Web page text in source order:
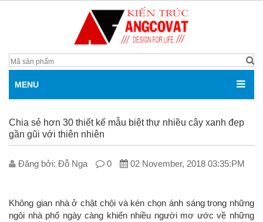
MENU
Chia sẻ hơn 30 thiết kế mẫu biệt thự nhiều cây xanh đẹp
gần gũi với thiên nhiên
Đăng bởi: Đỗ Nga 0 02 November, 2018 03:35:PM
Không gian nhà ở chật chội và kén chọn ánh sáng trong những
ngôi nhà phố ngày càng khiến nhiều người mơ ước về những